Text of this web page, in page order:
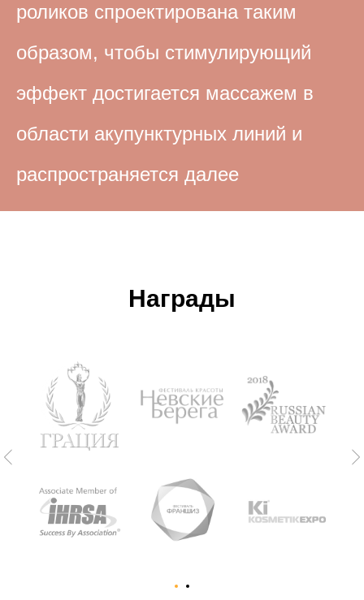
роликов спроектирована таким
образом, чтобы стимулирующий
эффект достигается массажем в
области акупунктурных линий и
распространяется далее
Награды